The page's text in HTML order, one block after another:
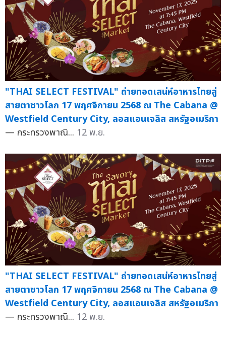
"THAI SELECT FESTIVAL" ถ่ายทอดเสน่ห์อาหารไทยสู่
สายตาชาวโลก 17 พฤศจิกายน 2568 ณ The Cabana @
Westfield Century City, ลอสแอนเจลิส สหรัฐอเมริกา
— กระทรวงพาณิ... 12 พ.ย.
"THAI SELECT FESTIVAL" ถ่ายทอดเสน่ห์อาหารไทยสู่
สายตาชาวโลก 17 พฤศจิกายน 2568 ณ The Cabana @
Westfield Century City, ลอสแอนเจลิส สหรัฐอเมริกา
— กระทรวงพาณิ... 12 พ.ย.